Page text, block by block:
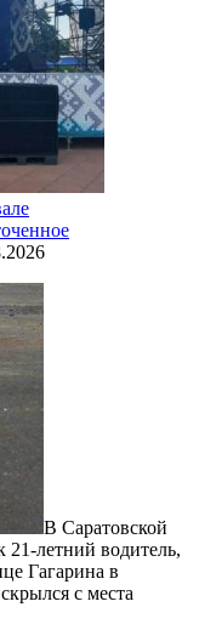
В Саратовской
21-летний водитель,
Гагарина в
с места